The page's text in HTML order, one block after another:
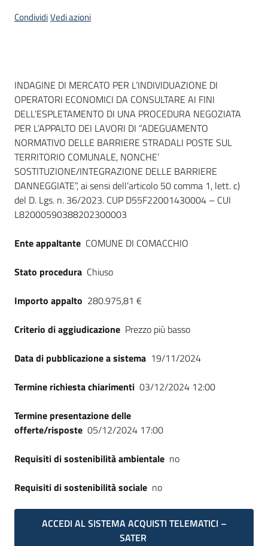
CondividiVedi azioni
Dati del bando
INDAGINE DI MERCATO PER L’INDIVIDUAZIONE DI
OPERATORI ECONOMICI DA CONSULTARE AI FINI
DELL’ESPLETAMENTO DI UNA PROCEDURA NEGOZIATA
PER L’APPALTO DEI LAVORI DI “ADEGUAMENTO
NORMATIVO DELLE BARRIERE STRADALI POSTE SUL
TERRITORIO COMUNALE, NONCHE’
SOSTITUZIONE/INTEGRAZIONE DELLE BARRIERE
DANNEGGIATE”, ai sensi dell’articolo 50 comma 1, lett. c)
del D. Lgs. n. 36/2023. CUP D55F22001430004 – CUI
L82000590388202300003
Ente appaltante COMUNE DI COMACCHIO
Stato procedura Chiuso
Importo appalto 280.975,81 €
Criterio di aggiudicazione Prezzo più basso
Data di pubblicazione a sistema 19/11/2024
Termine richiesta chiarimenti 03/12/2024 12:00
Termine presentazione delle
offerte/risposte 05/12/2024 17:00
Requisiti di sostenibilità ambientale no
Requisiti di sostenibilità sociale no
ACCEDI AL SISTEMA ACQUISTI TELEMATICI –
SATER